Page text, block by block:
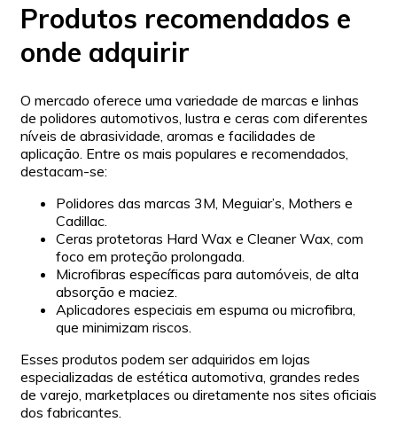
Produtos recomendados e
onde adquirir
O mercado oferece uma variedade de marcas e linhas
de polidores automotivos, lustra e ceras com diferentes
níveis de abrasividade, aromas e facilidades de
aplicação. Entre os mais populares e recomendados,
destacam-se:
Polidores das marcas 3M, Meguiar’s, Mothers e
Cadillac.
Ceras protetoras Hard Wax e Cleaner Wax, com
foco em proteção prolongada.
Microfibras específicas para automóveis, de alta
absorção e maciez.
Aplicadores especiais em espuma ou microfibra,
que minimizam riscos.
Esses produtos podem ser adquiridos em lojas
especializadas de estética automotiva, grandes redes
de varejo, marketplaces ou diretamente nos sites oficiais
dos fabricantes.